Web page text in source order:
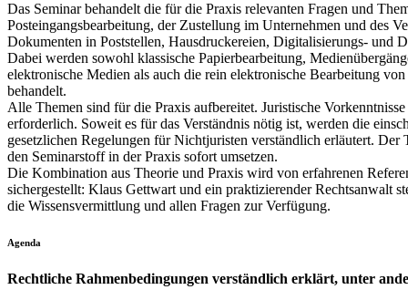
Das Seminar behandelt die für die Praxis relevanten Fragen und
Posteingangsbearbeitung, der Zustellung im Unternehmen und des
Dokumenten in Poststellen, Hausdruckereien, Digitalisierungs- und
Dabei werden sowohl klassische Papierbearbeitung,
elektronische Medien als auch die rein elektronische Bearbeitung
behandelt.
Alle Themen sind für die Praxis aufbereitet. Juristische
erforderlich. Soweit es für das Verständnis nötig ist, werden die
gesetzlichen Regelungen für Nichtjuristen verständlich erläutert. Der
den Seminarstoff in der Praxis sofort umsetzen.
Die Kombination aus Theorie und Praxis wird von erfahrenen
sichergestellt: Klaus Gettwart und ein praktizierender Rechtsanwalt
die Wissensvermittlung und allen Fragen zur Verfügung.
Agenda
Rechtliche Rahmenbedingungen verständlich erklärt, unter